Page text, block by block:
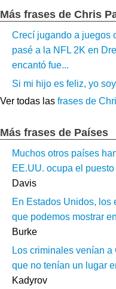
Más frases de Chris
Crecí jugando a juegos
pasé a la NFL 2K en
encantó fue...
Si mi hijo es feliz, yo
Ver todas las frases de
Más frases de Países
Muchos otros países
EE.UU. ocupa el
Davis
En Estados Unidos, los
que podemos mostrar
Burke
Los criminales venían
que no tenían un lugar
Kadyrov